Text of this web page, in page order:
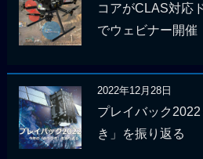
コアがCLAS対応
でウェビナー開催
2022年12月28日
プレイバック
き」を振り返る